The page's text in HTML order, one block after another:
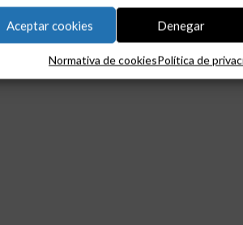
Aceptar cookies Denegar
Normativa de cookiesPolítica de